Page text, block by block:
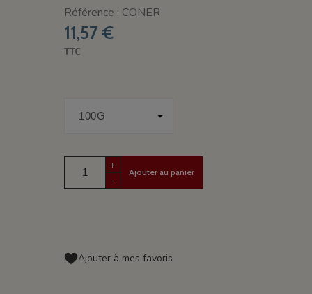
Référence : CONER
11,57 €
TTC
+
-
Ajouter au panier
Ajouter à mes favoris